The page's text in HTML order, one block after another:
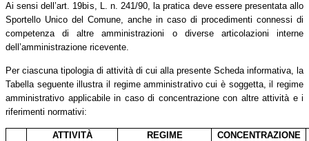
Ai sensi dell’art. 19bis, L. n. 241/90, la pratica deve essere presentata allo
Sportello Unico del Comune, anche in caso di procedimenti connessi di
competenza di altre amministrazioni o diverse articolazioni interne
dell’amministrazione ricevente.
Per ciascuna tipologia di attività di cui alla presente Scheda informativa, la
Tabella seguente illustra il regime amministrativo cui è soggetta, il regime
amministrativo applicabile in caso di concentrazione con altre attività e i
riferimenti normativi:
ATTIVITÀ
REGIME
CONCENTRAZIONE